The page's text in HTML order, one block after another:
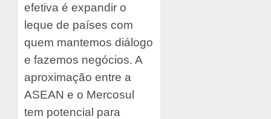
efetiva é expandir o
leque de países com
quem mantemos diálogo
e fazemos negócios. A
aproximação entre a
ASEAN e o Mercosul
tem potencial para